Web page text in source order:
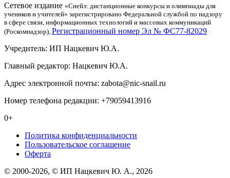
Сетевое издание «Снейл: дистанционные конкурсы и олимпиады для
учеников и учителей» зарегистрировано Федеральной службой по надзору
в сфере связи, информационных технологий и массовых коммуникаций
(Роскомнадзор), Регистрационный номер Эл № ФС77-82029
Учредитель: ИП Нацкевич Ю.А.
Главный редактор: Нацкевич Ю.А.
Адрес электронной почты: zabota@nic-snail.ru
Номер телефона редакции: +79059413916
0+
Политика конфиденциальности
Пользовательское соглашение
Оферта
© 2000-2026, © ИП Нацкевич Ю. А., 2026